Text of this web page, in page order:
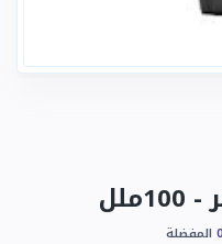
0 المفضلة